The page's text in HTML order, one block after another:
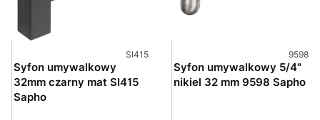
Kod produktu
SI415
Syfon umywalkowy
32mm czarny mat SI415
Sapho
Kod
9598
Syfon umywalkowy 5/4"
nikiel 32 mm 9598 Sapho